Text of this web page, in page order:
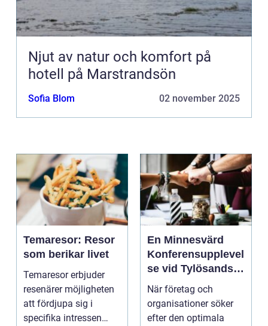
Njut av natur och komfort på
hotell på Marstrandsön
Sofia Blom 02 november 2025
Temaresor: Resor
som berikar livet
Temaresor erbjuder
resenärer möjligheten
att fördjupa sig i
specifika intressen
En Minnesvärd
Konferensupplevel
se vid Tylösands
Kust
När företag och
organisationer söker
efter den optimala